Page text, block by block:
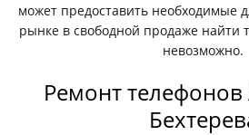
может предоставить необходимые
рынке в свободной продаже найти
невозможно.
Ремонт телефонов